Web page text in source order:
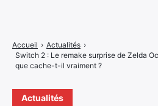
Actualités
Accueil › Actualités ›
Switch 2 : Le remake surprise de Zelda
que cache-t-il vraiment ?